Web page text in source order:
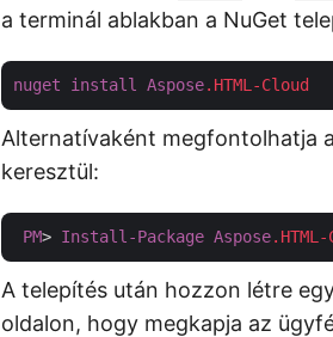
a terminál ablakban a NuGet
nuget install Aspose.HTML-Cloud
Alternatívaként megfontolhatja
keresztül:
PM> Install-Package Aspose
A telepítés után hozzon létre
oldalon, hogy megkapja az